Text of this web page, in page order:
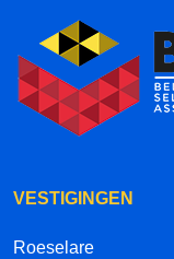
VESTIGINGEN
Roeselare